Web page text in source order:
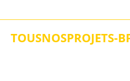
to
TOUSNOSPROJETS-